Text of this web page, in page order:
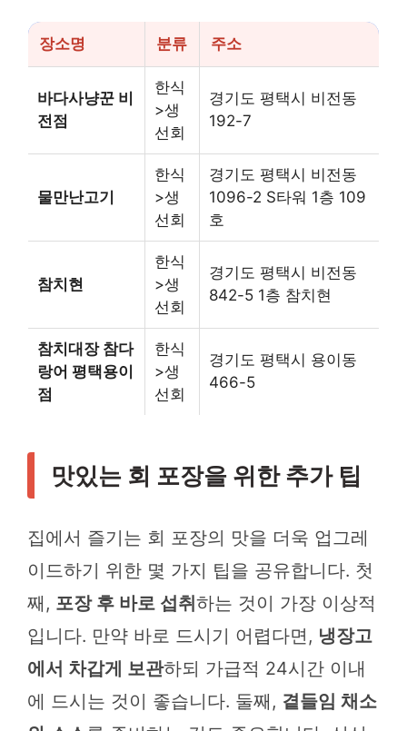
장소명 분류 주소
바다사냥꾼 비
전점
한식
>생
선회
경기도 평택시 비전동
192-7
물만난고기
한식
>생
선회
경기도 평택시 비전동
1096-2 S타워 1층 109
호
참치현
한식
>생
선회
경기도 평택시 비전동
842-5 1층 참치현
참치대장 참다
랑어 평택용이
점
한식
>생
선회
경기도 평택시 용이동
466-5
맛있는 회 포장을 위한 추가 팁
집에서 즐기는 회 포장의 맛을 더욱 업그레
이드하기 위한 몇 가지 팁을 공유합니다. 첫
째, 포장 후 바로 섭취 하는 것이 가장 이상적
입니다. 만약 바로 드시기 어렵다면, 냉장고
에서 차갑게 보관하되 가급적 24시간 이내
에 드시는 것이 좋습니다. 둘째, 곁들임 채소